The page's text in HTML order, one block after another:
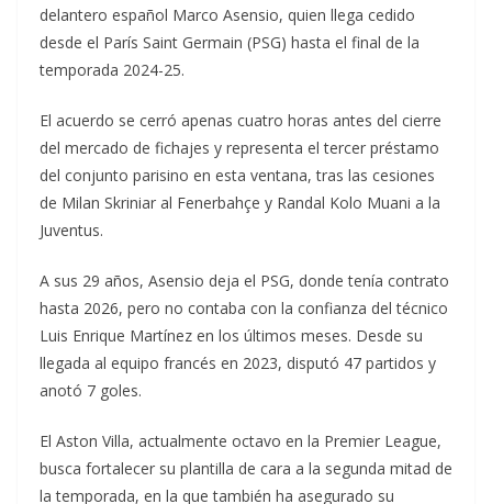
delantero español Marco Asensio, quien llega cedido
desde el París Saint Germain (PSG) hasta el final de la
temporada 2024-25.
El acuerdo se cerró apenas cuatro horas antes del cierre
del mercado de fichajes y representa el tercer préstamo
del conjunto parisino en esta ventana, tras las cesiones
de Milan Skriniar al Fenerbahçe y Randal Kolo Muani a la
Juventus.
A sus 29 años, Asensio deja el PSG, donde tenía contrato
hasta 2026, pero no contaba con la confianza del técnico
Luis Enrique Martínez en los últimos meses. Desde su
llegada al equipo francés en 2023, disputó 47 partidos y
anotó 7 goles.
El Aston Villa, actualmente octavo en la Premier League,
busca fortalecer su plantilla de cara a la segunda mitad de
la temporada, en la que también ha asegurado su